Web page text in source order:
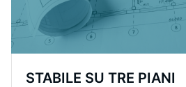
STABILE SU TRE PIANI